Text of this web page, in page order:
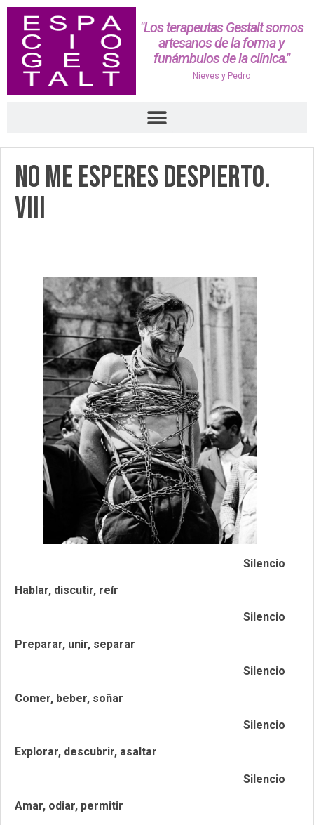
"Los terapeutas Gestalt somos
artesanos de la forma y
funámbulos de la clínica."
Nieves y Pedro
No me esperes despierto.
VIII
Silencio
Hablar, discutir, reír
Silencio
Preparar, unir, separar
Silencio
Comer, beber, soñar
Silencio
Explorar, descubrir, asaltar
Silencio
Amar, odiar, permitir